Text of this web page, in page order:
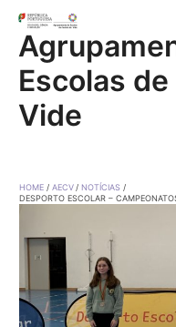
content
Escolas
Vide
HOME AECV
NOTÍCIAS
DESPORTO ESCOLAR –